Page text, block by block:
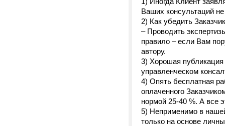
Ваших консультаций
2) Как убедить
– Проводить
правило – если Вам
автору.
3) Хорошая публикация
управленческом
4) Опять бесплатная
оплаченного
нормой 25-40 %. А все
5) Неприменимо в
только на основе